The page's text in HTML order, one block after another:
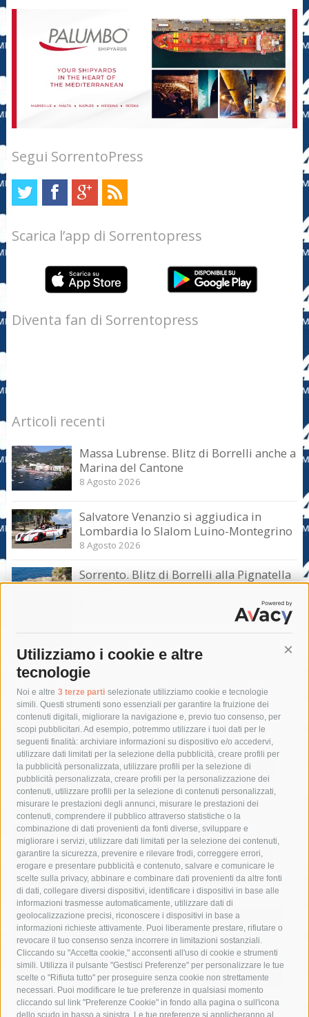
Utilizziamo i cookie e altre
tecnologie
Noi e altre 3 terze parti selezionate utilizziamo cookie e tecnologie
simili. Questi strumenti sono essenziali per garantire la fruizione dei
contenuti digitali, migliorare la navigazione e, previo tuo consenso, per
scopi pubblicitari. Ad esempio, potremmo utilizzare i tuoi dati per le
seguenti finalità: archiviare informazioni su dispositivo e/o accedervi,
utilizzare dati limitati per la selezione della pubblicità, creare profili per
la pubblicità personalizzata, utilizzare profili per la selezione di
pubblicità personalizzata, creare profili per la personalizzazione dei
contenuti, utilizzare profili per la selezione di contenuti personalizzati,
misurare le prestazioni degli annunci, misurare le prestazioni dei
contenuti, comprendere il pubblico attraverso statistiche o la
combinazione di dati provenienti da fonti diverse, sviluppare e
migliorare i servizi, utilizzare dati limitati per la selezione dei contenuti,
garantire la sicurezza, prevenire e rilevare frodi, correggere errori,
erogare e presentare pubblicità e contenuto, salvare e comunicare le
scelte sulla privacy, abbinare e combinare dati provenienti da altre fonti
di dati, collegare diversi dispositivi, identificare i dispositivi in base alle
informazioni trasmesse automaticamente, utilizzare dati di
geolocalizzazione precisi, riconoscere i dispositivi in base a
informazioni richieste attivamente. Puoi liberamente prestare, rifiutare o
revocare il tuo consenso senza incorrere in limitazioni sostanziali.
Cliccando su "Accetta cookie," acconsenti all'uso di cookie e strumenti
simili. Utilizza il pulsante "Gestisci Preferenze" per personalizzare le tue
scelte o "Rifiuta tutto" per proseguire senza cookie non strettamente
necessari. Puoi modificare le tue preferenze in qualsiasi momento
cliccando sul link "Preferenze Cookie" in fondo alla pagina o sull'icona
dello scudo in basso a sinistra. Le tue preferenze si applicheranno al
Segui SorrentoPress
Scarica l’app di Sorrentopress
Diventa fan di Sorrentopress
Articoli recenti
Massa Lubrense. Blitz di Borrelli anche a
Marina del Cantone
8 Agosto 2026
Salvatore Venanzio si aggiudica in
Lombardia lo Slalom Luino-Montegrino
8 Agosto 2026
Sorrento. Blitz di Borrelli alla Pignatella
– video –
Tag
acqua allerta meteo
anas
area marina protetta di punta campanella
arresto
Asl Napoli 3 sud
capitaneria di porto capri
carabinieri
castellammare di stabia
circumvesuviana
comune di sorrento
concerto
contagi
costiera amalfitana
covid-19 eav
elezioni
fondazione sorrento
gori guardia costiera
incidente
lavori
lorenzo balducelli mare
massa lubrense
massimo coppola
Meta napoli
ordinanza
penisola sorrentina
piano di sorrento
polizia municipale
protezione civile
Regione Campania
sant'agnello
sindaco cuomo
sorrento studenti temporali
treni
turismo
Vico Equense villa fiorentino vincenzo de luca